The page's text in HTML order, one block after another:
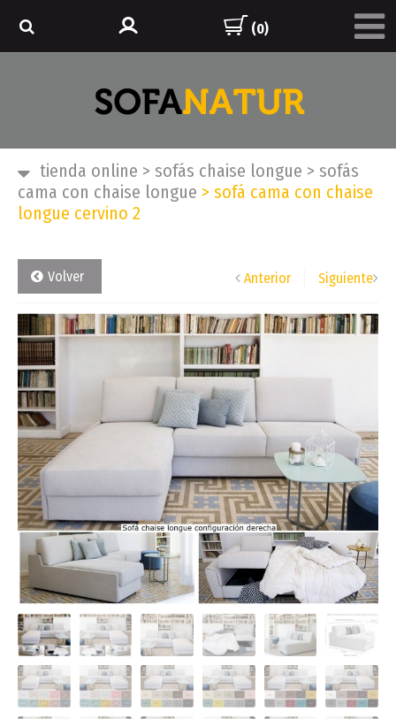
(0)
tienda online > sofás chaise longue > sofás
cama con chaise longue > sofá cama con chaise
longue cervino 2
Volver Anterior Siguiente